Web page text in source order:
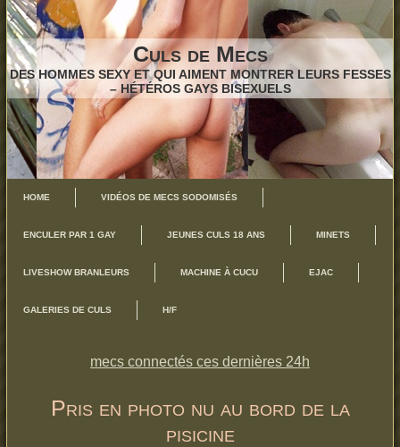
Culs de Mecs
DES HOMMES SEXY ET QUI AIMENT MONTRER LEURS FESSES
– HÉTÉROS GAYS BISEXUELS
HOME VIDÉOS DE MECS SODOMISÉS
ENCULER PAR 1 GAY JEUNES CULS 18 ANS MINETS
LIVESHOW BRANLEURS MACHINE À CUCU EJAC
GALERIES DE CULS H/F
mecs connectés ces dernières 24h
Pris en photo nu au bord de la
pisicine